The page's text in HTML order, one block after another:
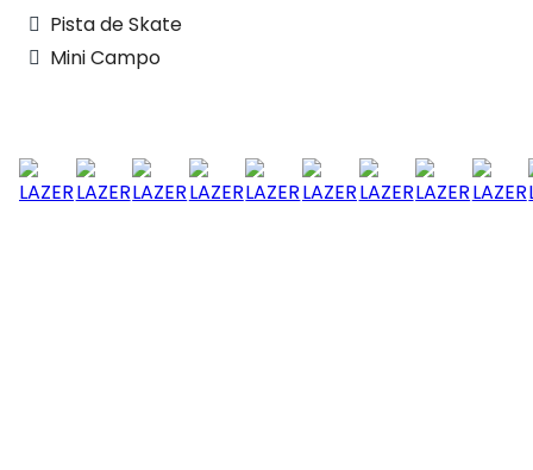
Pista de Skate
Mini Campo